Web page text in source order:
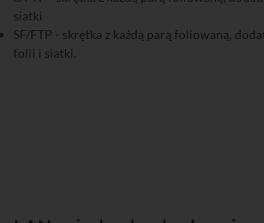
siatki
SF/FTP - skrętka z każdą parą foliowaną,
folii i siatki.